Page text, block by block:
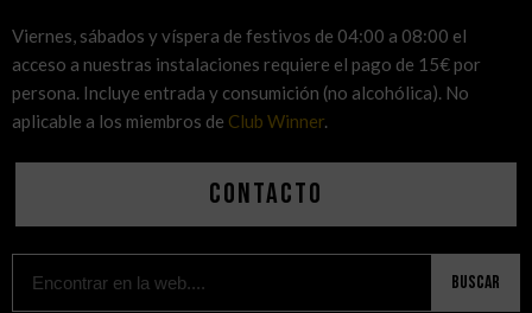
Viernes, sábados y víspera de festivos de 04:00 a 08:00 el
acceso a nuestras instalaciones requiere el pago de 15€ por
persona. Incluye entrada y consumición (no alcohólica). No
aplicable a los miembros de Club Winner.
Contacto
Buscar